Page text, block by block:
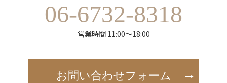
06-6732-8318
営業時間 11:00～18:00
お問い合わせフォーム